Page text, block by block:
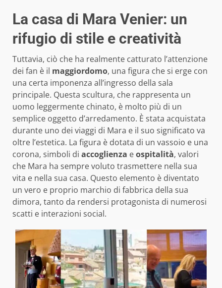
La casa di Mara Venier: un
rifugio di stile e creatività
Tuttavia, ciò che ha realmente catturato l’attenzione
dei fan è il maggiordomo, una figura che si erge con
una certa imponenza all’ingresso della sala
principale. Questa scultura, che rappresenta un
uomo leggermente chinato, è molto più di un
semplice oggetto d’arredamento. È stata acquistata
durante uno dei viaggi di Mara e il suo significato va
oltre l’estetica. La figura è dotata di un vassoio e una
corona, simboli di accoglienza eospitalità, valori
che Mara ha sempre voluto trasmettere nella sua
vita e nella sua casa. Questo elemento è diventato
un vero e proprio marchio di fabbrica della sua
dimora, tanto da rendersi protagonista di numerosi
scatti e interazioni social.